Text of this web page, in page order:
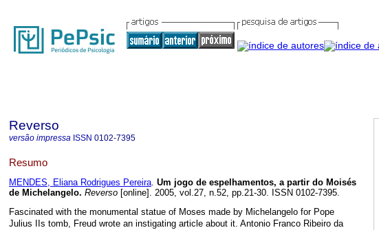
Reverso
versão impressa ISSN 0102-7395
Resumo
MENDES, Eliana Rodrigues Pereira. Um jogo de espelhamentos, a partir do Moisés
de Michelangelo. Reverso [online]. 2005, vol.27, n.52, pp.21-30. ISSN 0102-7395.
Fascinated with the monumental statue of Moses made by Michelangelo for Pope
Julius IIs tomb, Freud wrote an instigating article about it. Antonio Franco Ribeiro da